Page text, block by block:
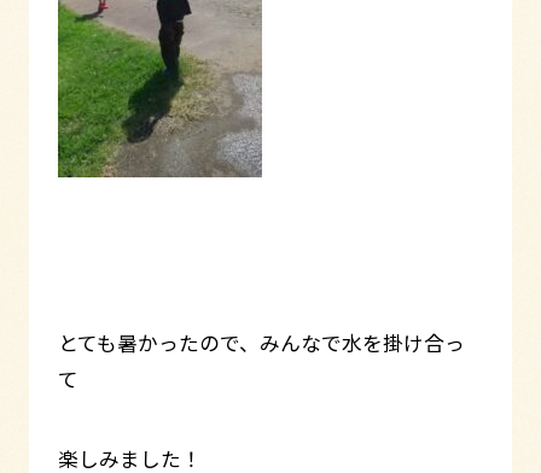
とても暑かったので、みんなで水を掛け合っ
て
楽しみました！